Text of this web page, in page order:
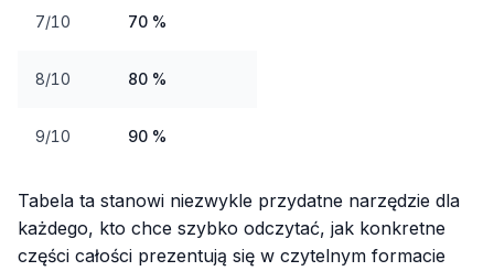
7/10 70 %
8/10 80 %
9/10 90 %
Tabela ta stanowi niezwykle przydatne narzędzie dla
każdego, kto chce szybko odczytać, jak konkretne
części całości prezentują się w czytelnym formacie